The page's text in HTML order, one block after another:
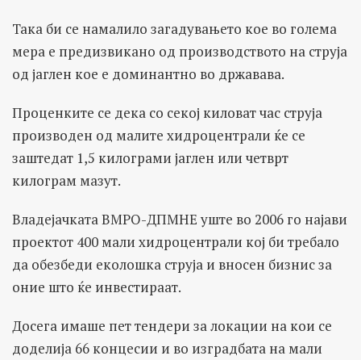
Така би се намалило загадувањето кое во голема
мера е предизвикано од производството на струја
од јаглен кое е доминантно во државава.
Проценките се дека со секој киловат час струја
производен од малите хидроцентрали ќе се
заштедат 1,5 килограми јаглен или четврт
килограм мазут.
Владејачката ВМРО-ДПМНЕ уште во 2006 го најави
проектот 400 мали хидроцентрали кој би требало
да обезбеди еколошка струја и вносен бизнис за
оние што ќе инвестираат.
Досега имаше пет тендери за локации на кои се
доделија 66 концесии и во изградбата на мали